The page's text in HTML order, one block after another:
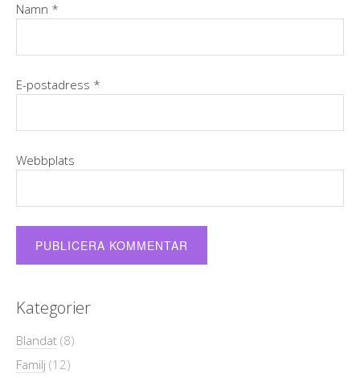
Namn *
E-postadress *
Webbplats
Kategorier
Blandat (8)
Familj (12)